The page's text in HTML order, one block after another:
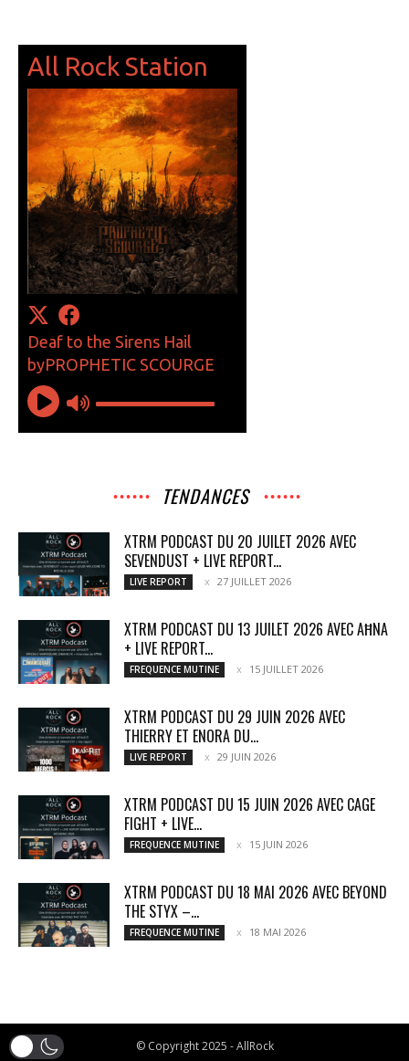
TENDANCES
XTRM PODCAST DU 20 JUILET 2026 AVEC
SEVENDUST + LIVE REPORT...
LIVE REPORT 27 JUILLET 2026
XTRM PODCAST DU 13 JUILET 2026 AVEC AĦNA
+ LIVE REPORT...
FREQUENCE MUTINE 15 JUILLET 2026
XTRM PODCAST DU 29 JUIN 2026 AVEC
THIERRY ET ENORA DU...
LIVE REPORT 29 JUIN 2026
XTRM PODCAST DU 15 JUIN 2026 AVEC CAGE
FIGHT + LIVE...
FREQUENCE MUTINE 15 JUIN 2026
XTRM PODCAST DU 18 MAI 2026 AVEC BEYOND
THE STYX –...
FREQUENCE MUTINE 18 MAI 2026
© Copyright 2025 - AllRock